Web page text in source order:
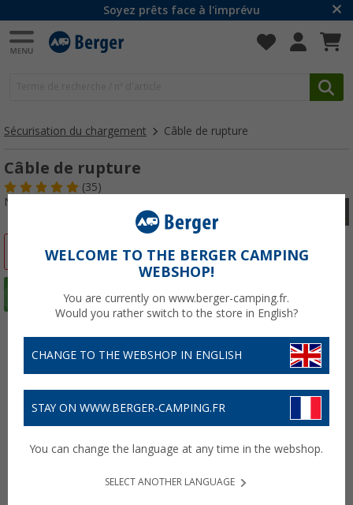
Soyez prêts face à l'imprévu
Sécurisation du chargement Câble de rupture
Câble de rupture
(35)
N° d'art : 150470
-63%WELCOME TO THE BERGER CAMPING
WEBSHOP!
You are currently on www.berger-camping.fr.
Would you rather switch to the store in English?
CHANGE TO THE WEBSHOP IN ENGLISH
STAY ON WWW.BERGER-CAMPING.FR
You can change the language at any time in the webshop.
SELECT ANOTHER LANGUAGE